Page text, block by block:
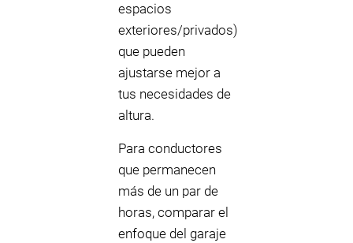
espacios
exteriores/privados)
que pueden
ajustarse mejor a
tus necesidades de
altura.
Para conductores
que permanecen
más de un par de
horas, comparar el
enfoque del garaje